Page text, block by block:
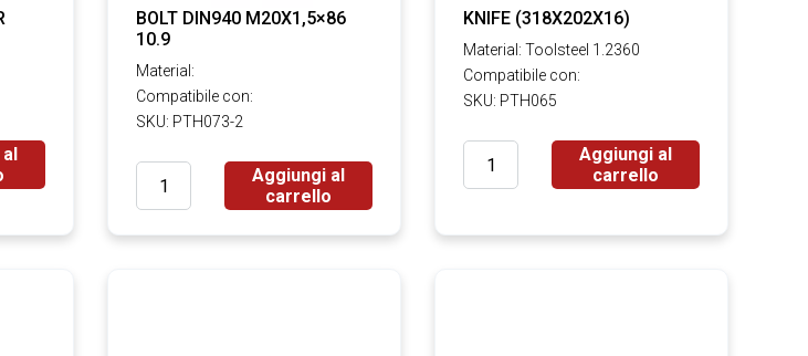
BOLT DIN940 M20X1,5×86
10.9
Material:
Compatibile con:
SKU: PTH073-2
Aggiungi al
carrello
KNIFE (318X202X16)
Material: Toolsteel 1.2360
Compatibile con:
SKU: PTH065
Aggiungi al
carrello